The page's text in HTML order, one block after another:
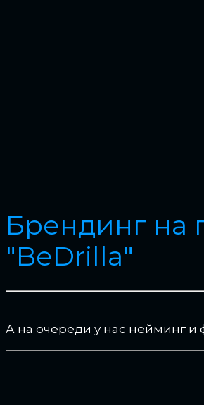
Брендинг на
"BeDrilla"
А на очереди у нас нейминг